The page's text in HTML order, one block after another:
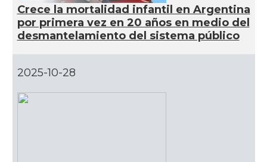
Crece la mortalidad infantil en Argentina
por primera vez en 20 años en medio del
desmantelamiento del sistema público
2025-10-28